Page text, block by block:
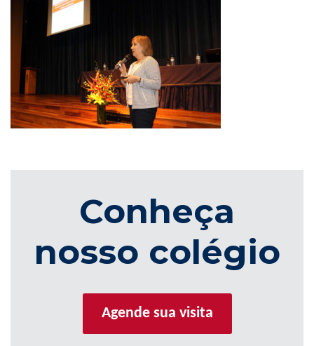
Conheça
nosso colégio
Agende sua visita